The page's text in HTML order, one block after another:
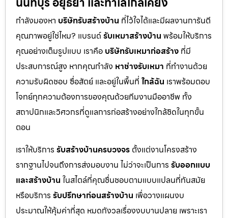
กำลังมองหา บริษัทรับสร้างบ้าน ที่ไว้ใจได้และมีผลงานการันตี
คุณภาพอยู่ใช่ไหม? แบรนด์รับเหมาสร้างบ้าน พร้อมให้บริการ
คุณอย่างเต็มรูปแบบ เราคือ บริษัทรับเหมาก่อสร้าง ที่มี
ประสบการณ์สูง หากคุณกำลัง หาช่างรับเหมา ที่ทำงานด้วย
ความรับผิดชอบ ซื่อสัตย์ และอยู่ในพื้นที่ ใกล้ฉัน เราพร้อมตอบ
โจทย์ทุกความต้องการของคุณด้วยทีมงานมืออาชีพ ทั้ง
สถาปนิกและวิศวกรที่ดูแลการก่อสร้างอย่างใกล้ชิดในทุกขั้น
ตอน
เราให้บริการ รับสร้างบ้านครบวงจร ตั้งแต่งานโครงสร้าง
รากฐานไปจนถึงการส่งมอบงาน ไม่ว่าจะเป็นการ รับออกแบบ
และสร้างบ้าน ในสไตล์ที่คุณชื่นชอบตามแบบแปลนที่ทันสมัย
หรือบริการ รับปรึกษาก่อนสร้างบ้าน เพื่อวางแผนงบ
ประมาณให้คุ้มค่าที่สุด หมดกังวลเรื่องงบบานปลาย เพราะเรา